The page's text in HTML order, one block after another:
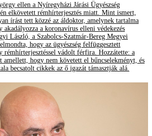
ellen a Nyíregyházi Járási Ügyészség
elkövetett rémhírterjesztés miatt. Mint ismert,
írást tett közzé az áldoktor, amelynek tartalma
akadályozza a koronavírus elleni védekezés
László, a Szabolcs-Szatmár-Bereg Megyei
hogy az ügyészség felfüggesztett
rémhírterjesztéssel vádolt férfira. Hozzátette: a
hogy nem követett el bűncselekményt, és
becsatolt cikkek az ő igazát támasztják alá.